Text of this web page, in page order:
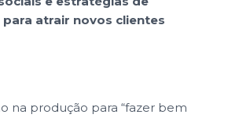
atrair novos clientes
na produção para “fazer bem